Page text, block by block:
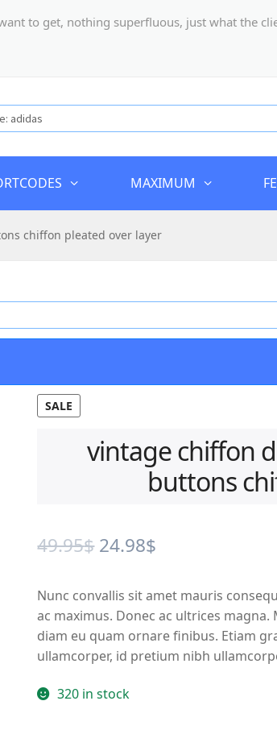
to get, nothing superfluous, just what the
MAXIMUM
chiffon pleated over layer
SALE
vintage chiffon
buttons
49.95$ Original
was:
49.95$.
24.98$
is:
24.98$.
Nunc convallis sit amet mauris
ac maximus. Donec ac ultrices
diam eu quam ornare finibus. Etiam
ullamcorper, id pretium nibh
320 in stock